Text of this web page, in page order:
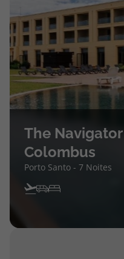
The Navigator
Colombus
Porto Santo - 7 Noites